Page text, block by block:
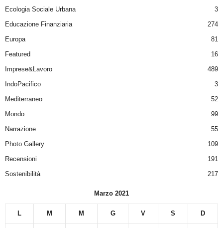
Ecologia Sociale Urbana
3
Educazione Finanziaria
274
Europa
81
Featured
16
Imprese&Lavoro
489
IndoPacifico
3
Mediterraneo
52
Mondo
99
Narrazione
55
Photo Gallery
109
Recensioni
191
Sostenibilità
217
Marzo 2021
L M M G V S D